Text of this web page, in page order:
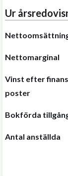
Ur
Nettomarginal
Vinst efter
poster
Bokförda
Antal anställda